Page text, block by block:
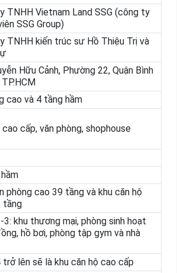
TNHH Vietnam Land SSG (công ty
SSG Group)
TNHH kiến trúc sư Hồ Thiệu Trị và
Hữu Cảnh, Phường 22, Quận Bình
cao và 4 tầng hầm
cao cấp, văn phòng, shophouse
phòng cao 39 tầng và khu căn hộ
tầng
3: khu thương mại, phòng sinh hoạt
hồ bơi, phòng tập gym và nhà
trở lên sẽ là khu căn hộ cao cấp